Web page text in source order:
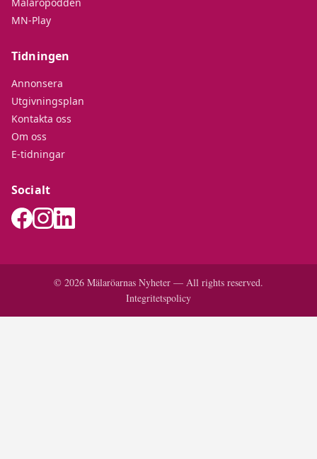
MN-Play
Tidningen
Annonsera
Utgivningsplan
Kontakta oss
Om oss
E-tidningar
Socialt
© 2026 Mälaröarnas Nyheter — All rights reserved.
Integritetspolicy